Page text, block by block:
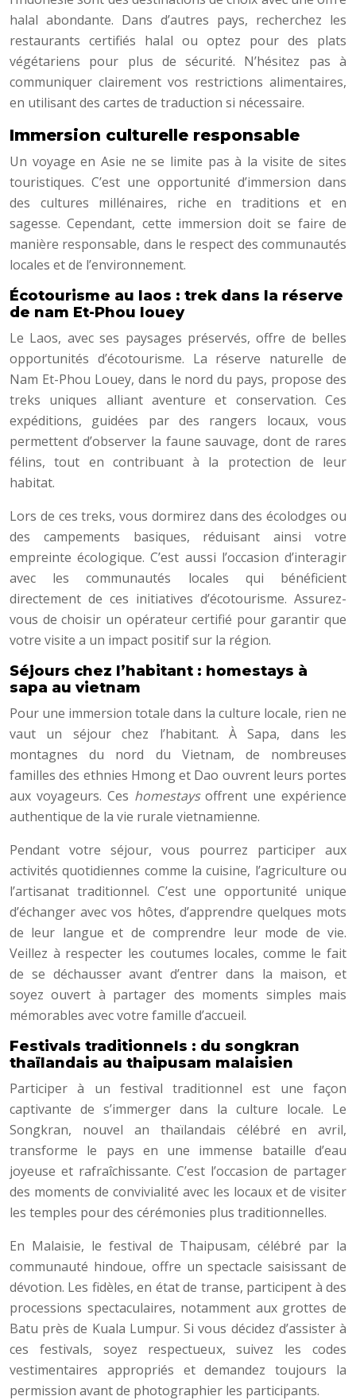
halal abondante. Dans d’autres pays, recherchez les
restaurants certifiés halal ou optez pour des plats
végétariens pour plus de sécurité. N’hésitez pas à
communiquer clairement vos restrictions alimentaires,
en utilisant des cartes de traduction si nécessaire.
Immersion culturelle responsable
Un voyage en Asie ne se limite pas à la visite de sites
touristiques. C’est une opportunité d’immersion dans
des cultures millénaires, riche en traditions et en
sagesse. Cependant, cette immersion doit se faire de
manière responsable, dans le respect des communautés
locales et de l’environnement.
Écotourisme au laos : trek dans la réserve
de nam Et-Phou louey
Le Laos, avec ses paysages préservés, offre de belles
opportunités d’écotourisme. La réserve naturelle de
Nam Et-Phou Louey, dans le nord du pays, propose des
treks uniques alliant aventure et conservation. Ces
expéditions, guidées par des rangers locaux, vous
permettent d’observer la faune sauvage, dont de rares
félins, tout en contribuant à la protection de leur
habitat.
Lors de ces treks, vous dormirez dans des écolodges ou
des campements basiques, réduisant ainsi votre
empreinte écologique. C’est aussi l’occasion d’interagir
avec les communautés locales qui bénéficient
directement de ces initiatives d’écotourisme. Assurez-
vous de choisir un opérateur certifié pour garantir que
votre visite a un impact positif sur la région.
Séjours chez l’habitant : homestays à
sapa au vietnam
Pour une immersion totale dans la culture locale, rien ne
vaut un séjour chez l’habitant. À Sapa, dans les
montagnes du nord du Vietnam, de nombreuses
familles des ethnies Hmong et Dao ouvrent leurs portes
aux voyageurs. Ces homestaysoffrent une expérience
authentique de la vie rurale vietnamienne.
Pendant votre séjour, vous pourrez participer aux
activités quotidiennes comme la cuisine, l’agriculture ou
l’artisanat traditionnel. C’est une opportunité unique
d’échanger avec vos hôtes, d’apprendre quelques mots
de leur langue et de comprendre leur mode de vie.
Veillez à respecter les coutumes locales, comme le fait
de se déchausser avant d’entrer dans la maison, et
soyez ouvert à partager des moments simples mais
mémorables avec votre famille d’accueil.
Festivals traditionnels : du songkran
thaïlandais au thaipusam malaisien
Participer à un festival traditionnel est une façon
captivante de s’immerger dans la culture locale. Le
Songkran, nouvel an thaïlandais célébré en avril,
transforme le pays en une immense bataille d’eau
joyeuse et rafraîchissante. C’est l’occasion de partager
des moments de convivialité avec les locaux et de visiter
les temples pour des cérémonies plus traditionnelles.
En Malaisie, le festival de Thaipusam, célébré par la
communauté hindoue, offre un spectacle saisissant de
dévotion. Les fidèles, en état de transe, participent à des
processions spectaculaires, notamment aux grottes de
Batu près de Kuala Lumpur. Si vous décidez d’assister à
ces festivals, soyez respectueux, suivez les codes
vestimentaires appropriés et demandez toujours la
permission avant de photographier les participants.